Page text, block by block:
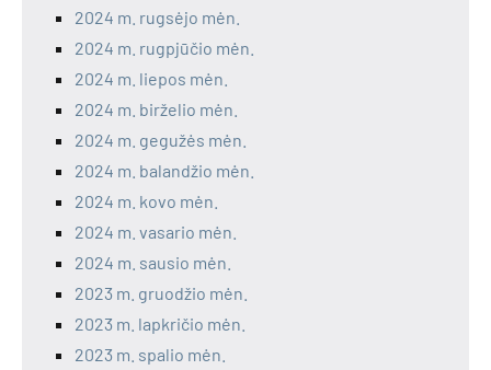
2024 m. rugsėjo mėn.
2024 m. rugpjūčio mėn.
2024 m. liepos mėn.
2024 m. birželio mėn.
2024 m. gegužės mėn.
2024 m. balandžio mėn.
2024 m. kovo mėn.
2024 m. vasario mėn.
2024 m. sausio mėn.
2023 m. gruodžio mėn.
2023 m. lapkričio mėn.
2023 m. spalio mėn.